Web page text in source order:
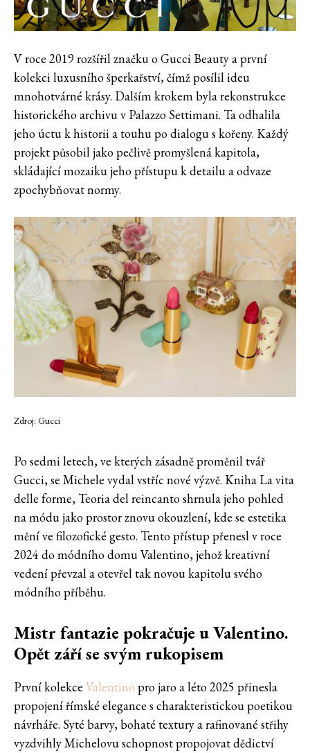
V roce 2019 rozšířil značku o Gucci Beauty a první
kolekci luxusního šperkařství, čímž posílil ideu
mnohotvárné krásy. Dalším krokem byla rekonstrukce
historického archivu v Palazzo Settimani. Ta odhalila
jeho úctu k historii a touhu po dialogu s kořeny. Každý
projekt působil jako pečlivě promyšlená kapitola,
skládající mozaiku jeho přístupu k detailu a odvaze
zpochybňovat normy.
Zdroj: Gucci
Po sedmi letech, ve kterých zásadně proměnil tvář
Gucci, se Michele vydal vstříc nové výzvě. Kniha La vita
delle forme, Teoria del reincanto shrnula jeho pohled
na módu jako prostor znovu okouzlení, kde se estetika
mění ve filozofické gesto. Tento přístup přenesl v roce
2024 do módního domu Valentino, jehož kreativní
vedení převzal a otevřel tak novou kapitolu svého
módního příběhu.
Mistr fantazie pokračuje u Valentino.
Opět září se svým rukopisem
První kolekce Valentino pro jaro a léto 2025 přinesla
propojení římské elegance s charakteristickou poetikou
návrháře. Syté barvy, bohaté textury a rafinované střihy
vyzdvihly Miche­lovu schopnost propojovat dědictví